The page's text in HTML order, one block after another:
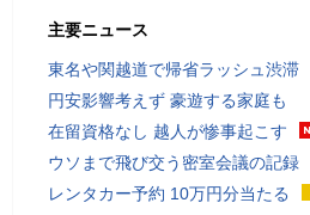
主要ニュース
東名や関越道で帰省ラッシュ渋滞
円安影響考えず 豪遊する家庭も
在留資格なし 越人が惨事起こす
ウソまで飛び交う密室会議の記録
レンタカー予約 10万円分当たる